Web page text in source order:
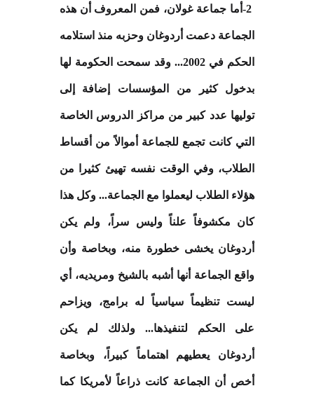
-2 أما جماعة غولان، فمن المعروف أن هذه
الجماعة دعمت أردوغان وحزبه منذ استلامه
الحكم في 2002... وقد سمحت الحكومة لها
بدخول كثير من المؤسسات إضافة إلى
توليها عدد كبير من مراكز الدروس الخاصة
التي كانت تجمع للجماعة أموالاً من أقساط
الطلاب، وفي الوقت نفسه تهيئ كثيرا من
هؤلاء الطلاب ليعملوا مع الجماعة... وكل هذا
كان مكشوفاً علناً وليس سراً، ولم يكن
أردوغان يخشى خطورة منه، وبخاصة وأن
واقع الجماعة أنها أشبه بالشيخ ومريديه، أي
ليست تنظيماً سياسياً له برامج، ويزاحم
على الحكم لتنفيذها... ولذلك لم يكن
أردوغان يعطيهم اهتماماً كبيراً، وبخاصة
أخص أن الجماعة كانت ذراعاً لأمريكا كما